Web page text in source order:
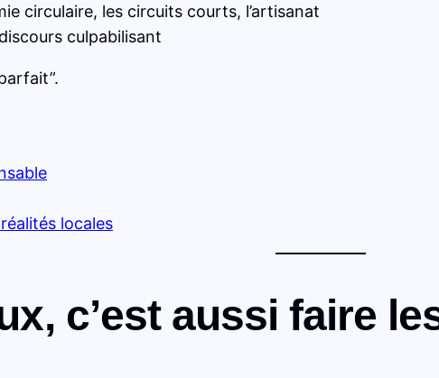
circulaire, les circuits courts, l’artisanat
culpabilisant
locales
c’est aussi faire